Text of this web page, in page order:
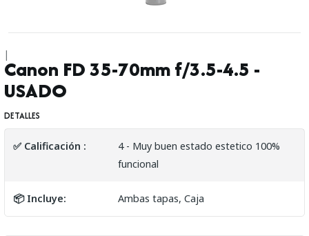
|
Canon FD 35-70mm f/3.5-4.5 -
USADO
DETALLES
✅ Calificación :
4 - Muy buen estado estetico 100%
funcional
📦 Incluye: Ambas tapas, Caja